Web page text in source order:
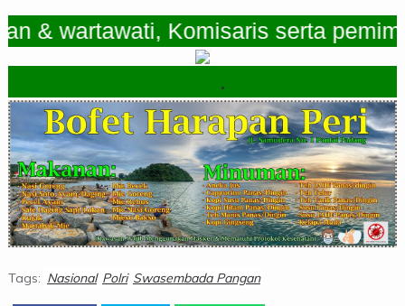
Komisaris serta pemimpin
Tags: Nasional Polri Swasembada Pangan